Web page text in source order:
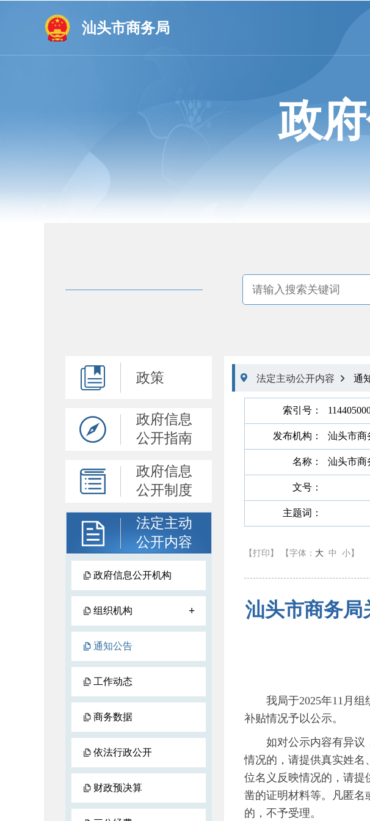
汕头市商务局
政
政策
政府信息
公开指南
政府信息
公开制度
法定主动
公开内容
政府信息公开机构
组织机构 +
通知公告
工作动态
商务数据
依法行政公开
财政预决算
 法定主动公开内容  通
索引号：
发布机构： 汕头市商
名称： 汕头市商
文号：
主题词：
【打印】 【字体： 大 中 小 】
汕头市商务局
我局于2025年11月组
补贴情况予以公示。
如对公示内容有异议，
情况的，请提供真实姓名
位名义反映情况的，请提
凿的证明材料等。凡匿名
的，不予受理。